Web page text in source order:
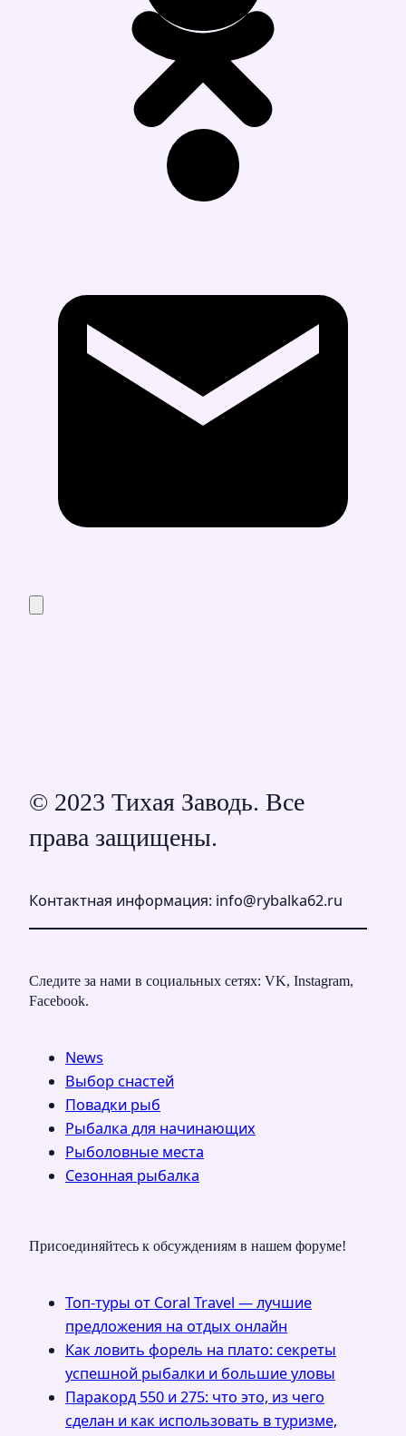
© 2023 Тихая Заводь. Все
права защищены.
Контактная информация: info@rybalka62.ru
Следите за нами в социальных сетях: VK, Instagram,
Facebook.
News
Выбор снастей
Повадки рыб
Рыбалка для начинающих
Рыболовные места
Сезонная рыбалка
Присоединяйтесь к обсуждениям в нашем форуме!
Топ-туры от Coral Travel — лучшие
предложения на отдых онлайн
Как ловить форель на плато: секреты
успешной рыбалки и большие уловы
Паракорд 550 и 275: что это, из чего
сделан и как использовать в туризме,